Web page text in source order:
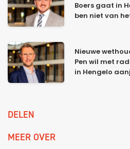
Boers gaat in
ben niet van
Nieuwe
Pen wil met
in Hengelo
DELEN
MEER OVER